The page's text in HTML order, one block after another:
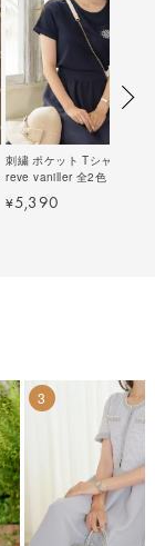
刺繍 ポケット Tシャツ le
reve vaniller 全2色｜
lvn511-2219【2】
¥5,390
3